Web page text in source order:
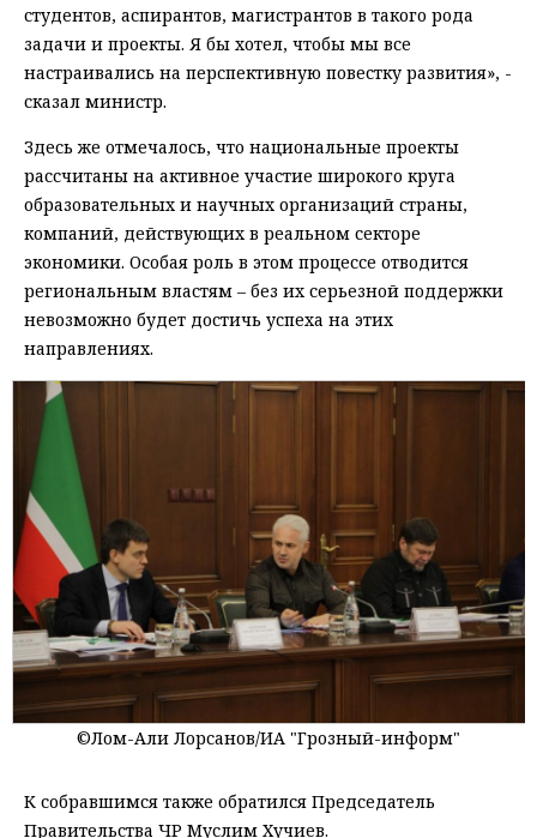
студентов, аспирантов, магистрантов в такого рода
задачи и проекты. Я бы хотел, чтобы мы все
настраивались на перспективную повестку развития», -
сказал министр.
Здесь же отмечалось, что национальные проекты
рассчитаны на активное участие широкого круга
образовательных и научных организаций страны,
компаний, действующих в реальном секторе
экономики. Особая роль в этом процессе отводится
региональным властям – без их серьезной поддержки
невозможно будет достичь успеха на этих
направлениях.
©Лом-Али Лорсанов/ИА "Грозный-информ"
К собравшимся также обратился Председатель
Правительства ЧР Муслим Хучиев.